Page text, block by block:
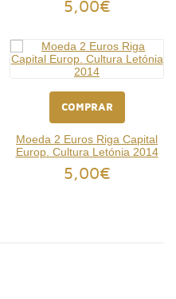
5,00€
COMPRAR
Moeda 2 Euros Riga Capital
Europ. Cultura Letónia 2014
5,00€